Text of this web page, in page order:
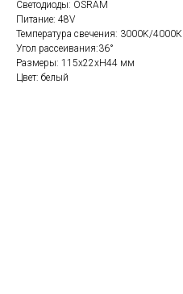
Светодиоды: OSRAM
Питание: 48V
Температура свечения: 3000K/4000К
Угол рассеивания:36°
Размеры: 115х22хH44 мм
Цвет: белый